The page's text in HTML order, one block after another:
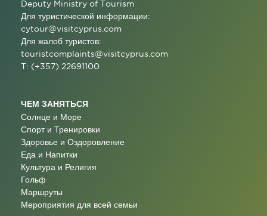
Deputy Ministry of Tourism
Для туристической информации:
cytour@visitcyprus.com
Для жалоб туристов:
touristcomplaints@visitcyprus.com
T: (+357) 22691100
ЧЕМ ЗАНЯТЬСЯ
Солнце и Море
Спорт и Тренировки
Здоровье и Оздоровление
Еда и Напитки
Культура и Религия
Гольф
Маршруты
Мероприятия для всей семьи